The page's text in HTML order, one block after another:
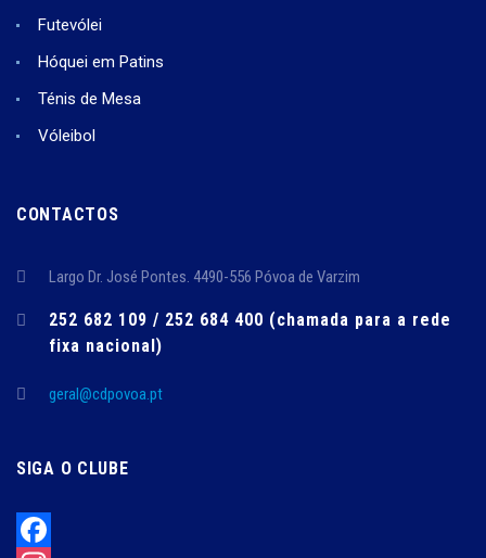
Futevólei
Hóquei em Patins
Ténis de Mesa
Vóleibol
CONTACTOS
Largo Dr. José Pontes. 4490-556 Póvoa de Varzim
252 682 109 / 252 684 400 (chamada para a rede
fixa nacional)
geral@cdpovoa.pt
SIGA O CLUBE